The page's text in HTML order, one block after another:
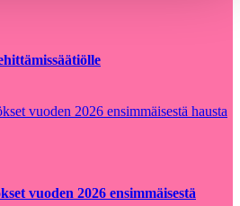
vuoden 2026 ensimmäisestä